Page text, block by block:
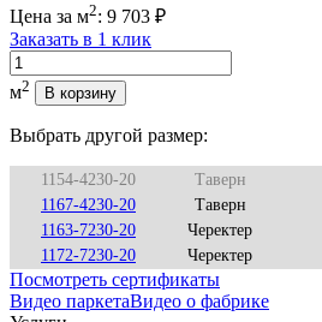
Цена за м2: 9 703 ₽
Заказать в 1 клик
Количество
м2 В корзину
Выбрать другой размер:
1154-4230-20 Таверн
1167-4230-20
Таверн
1163-7230-20
Черектер
1172-7230-20
Черектер
Посмотреть сертификаты
Видео паркетаВидео о фабрике